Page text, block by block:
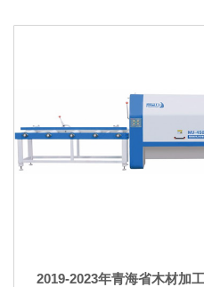
2019-2023年青海省木材加